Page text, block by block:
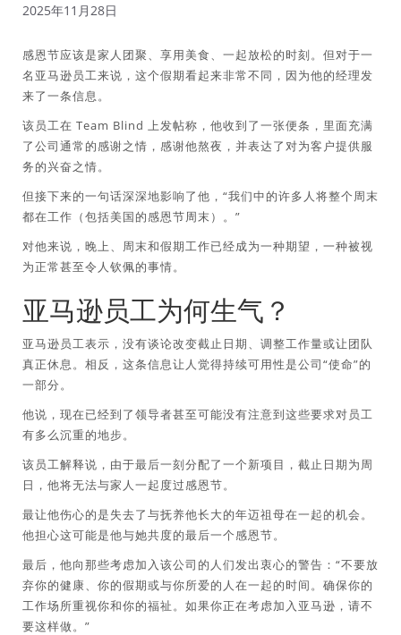
2025年11月28日
感恩节应该是家人团聚、享用美食、一起放松的时刻。但对于一
名亚马逊员工来说，这个假期看起来非常不同，因为他的经理发
来了一条信息。
该员工在 Team Blind 上发帖称，他收到了一张便条，里面充满
了公司通常的感谢之情，感谢他熬夜，并表达了对为客户提供服
务的兴奋之情。
但接下来的一句话深深地影响了他，“我们中的许多人将整个周末
都在工作（包括美国的感恩节周末）。”
对他来说，晚上、周末和假期工作已经成为一种期望，一种被视
为正常甚至令人钦佩的事情。
亚马逊员工为何生气？
亚马逊员工表示，没有谈论改变截止日期、调整工作量或让团队
真正休息。相反，这条信息让人觉得持续可用性是公司“使命”的
一部分。
他说，现在已经到了领导者甚至可能没有注意到这些要求对员工
有多么沉重的地步。
该员工解释说，由于最后一刻分配了一个新项目，截止日期为周
日，他将无法与家人一起度过感恩节。
最让他伤心的是失去了与抚养他长大的年迈祖母在一起的机会。
他担心这可能是他与她共度的最后一个感恩节。
最后，他向那些考虑加入该公司的人们发出衷心的警告：“不要放
弃你的健康、你的假期或与你所爱的人在一起的时间。确保你的
工作场所重视你和你的福祉。如果你正在考虑加入亚马逊，请不
要这样做。”